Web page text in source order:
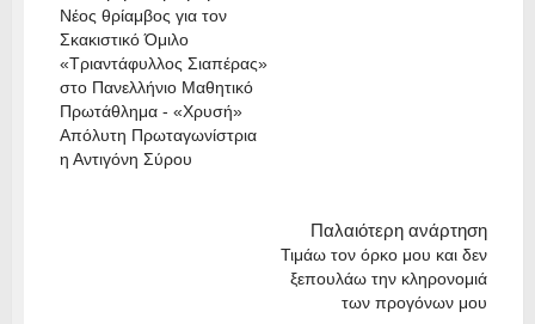
Νέος θρίαμβος για τον
Σκακιστικό Όμιλο
«Τριαντάφυλλος Σιαπέρας»
στο Πανελλήνιο Μαθητικό
Πρωτάθλημα - «Χρυσή»
Απόλυτη Πρωταγωνίστρια
η Αντιγόνη Σύρου
Παλαιότερη ανάρτηση
Τιμάω τον όρκο μου και δεν
ξεπουλάω την κληρονομιά
των προγόνων μου